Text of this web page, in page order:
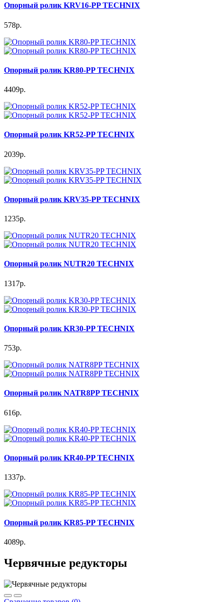
Опорный ролик KRV16-PP TECHNIX
578р.
Опорный ролик KR80-PP TECHNIX
4409р.
Опорный ролик KR52-PP TECHNIX
2039р.
Опорный ролик KRV35-PP TECHNIX
1235р.
Опорный ролик NUTR20 TECHNIX
1317р.
Опорный ролик KR30-PP TECHNIX
753р.
Опорный ролик NATR8PP TECHNIX
616р.
Опорный ролик KR40-PP TECHNIX
1337р.
Опорный ролик KR85-PP TECHNIX
4089р.
Червячные редукторы